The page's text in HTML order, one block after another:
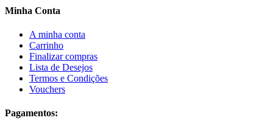
Minha Conta
A minha conta
Carrinho
Finalizar compras
Lista de Desejos
Termos e Condições
Vouchers
Pagamentos: